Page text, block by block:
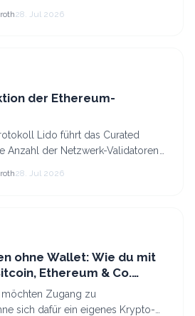
Token ermöglichte.
28. Jul 2026
der Ethereum-
Lido führt das Curated
Anzahl der Netzwerk-Validatoren
28. Jul 2026
ohne Wallet: Wie du mit
Ethereum & Co.
Zugang zu
sich dafür ein eigenes Krypto-